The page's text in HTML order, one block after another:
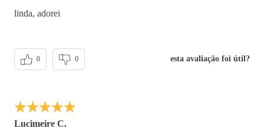
linda, adorei
esta avaliação foi útil?
0 0
Lucimeire C.